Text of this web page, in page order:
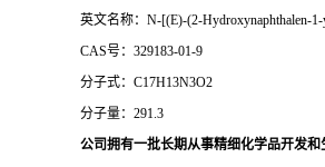
英文名称：N-[(E)-(2-Hydroxynaphthalen-1-
CAS号：329183-01-9
分子式： C17H13N3O2
分子量： 291.3
公司拥有一批长期从事精细化学品开发